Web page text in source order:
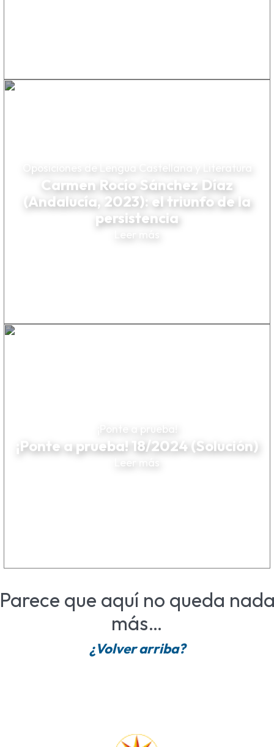
Oposiciones de Lengua Castellana y Literatura
Carmen Rocío Sánchez Díaz
(Andalucía, 2023): el triunfo de la
persistencia
Leer más
¡Ponte a prueba!
¡Ponte a prueba! 18/2024 (Solución)
Leer más
que aquí no queda
más…
¿Volver arriba?